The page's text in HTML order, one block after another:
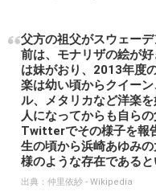
父方の祖父がスウェー
前は、モナリザの絵が
は妹がおり、2013年度
楽は幼い頃からクイー
ル、メタリカなど洋楽
人になってからも自ら
Twitterでその様子を報
生の頃から浜崎あゆみ
様のような存在であると
出典： 仲里依紗 - Wikipedia